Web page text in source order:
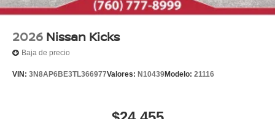
2026 Nissan Kicks
Baja de precio
VIN: 3N8AP6BE3TL366977Valores: N10439Modelo: 21116